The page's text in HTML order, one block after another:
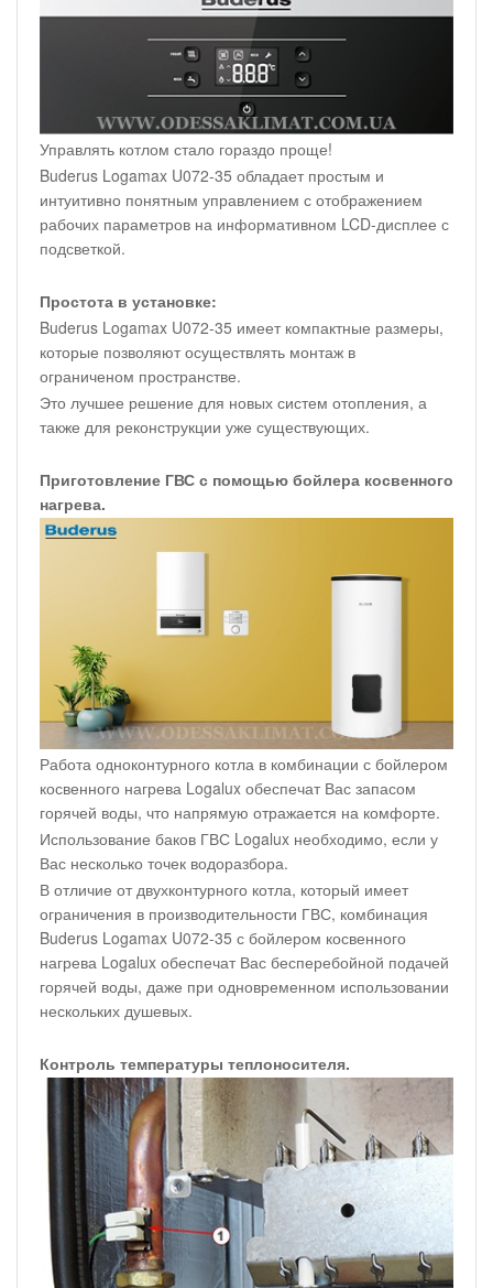
Управлять котлом стало гораздо проще!
Buderus Logamax U072-35 обладает простым и
интуитивно понятным управлением с отображением
рабочих параметров на информативном LCD-дисплее с
подсветкой.
Простота в установке:
Buderus Logamax U072-35 имеет компактные размеры,
которые позволяют осуществлять монтаж в
ограниченом пространстве.
Это лучшее решение для новых систем отопления, а
также для реконструкции уже существующих.
Приготовление ГВС с помощью бойлера косвенного
нагрева.
Работа одноконтурного котла в комбинации с бойлером
косвенного нагрева Logalux обеспечат Вас запасом
горячей воды, что напрямую отражается на комфорте.
Использование баков ГВС Logalux необходимо, если у
Вас несколько точек водоразбора.
В отличие от двухконтурного котла, который имеет
ограничения в производительности ГВС, комбинация
Buderus Logamax U072-35 с бойлером косвенного
нагрева Logalux обеспечат Вас бесперебойной подачей
горячей воды, даже при одновременном использовании
нескольких душевых.
Контроль температуры теплоносителя.